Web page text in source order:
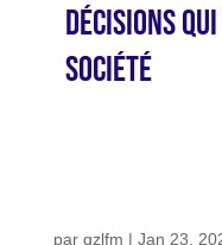
Décisions
Société
par qzlfm | Jan 23,